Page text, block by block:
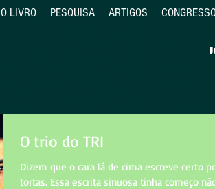
O LIVRO PESQUISA ARTIGOS
O trio do TRI
Dizem que o cara lá de cima escreve certo
tortas. Essa escrita sinuosa tinha começo